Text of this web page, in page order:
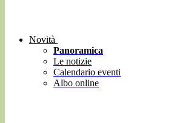
Novità
Panoramica
Le notizie
Calendario eventi
Albo online